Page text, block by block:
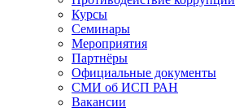
Курсы
Семинары
Мероприятия
Партнёры
Официальные документы
СМИ об ИСП РАН
Вакансии